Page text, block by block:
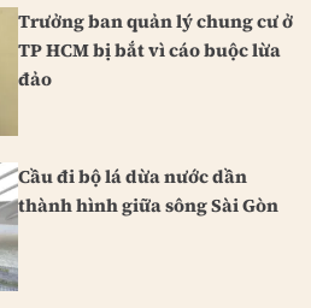
Trưởng ban quản lý chung cư ở
TP HCM bị bắt vì cáo buộc lừa
đảo
Cầu đi bộ lá dừa nước dần
thành hình giữa sông Sài Gòn